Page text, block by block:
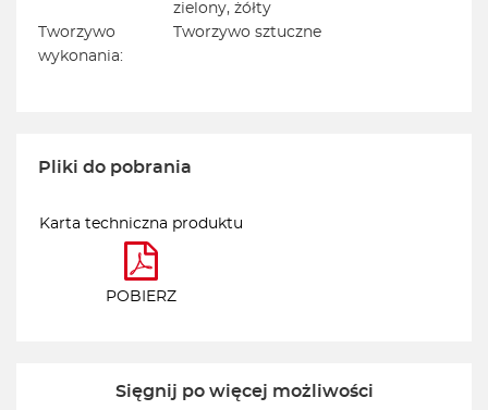
zielony, żółty
Tworzywo
wykonania:
Tworzywo sztuczne
Pliki do pobrania
Karta techniczna produktu
POBIERZ
Sięgnij po więcej możliwości